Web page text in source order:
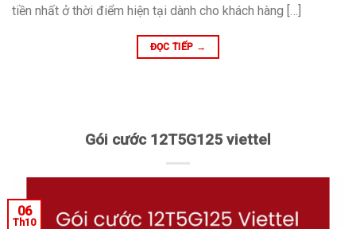
tiền nhất ở thời điểm hiện tại dành cho khách hàng […]
ĐỌC TIẾP →
Gói cước 12T5G125 viettel
06
Th10